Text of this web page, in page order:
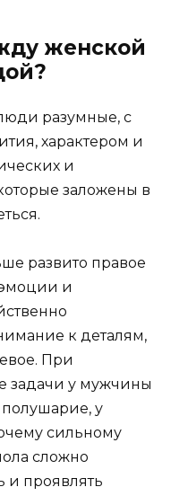
женской
разумные, с
характером и
и
заложены в
развито правое
и
к деталям,
При
задачи у мужчины
полушарие, у
сильному
сложно
и проявлять